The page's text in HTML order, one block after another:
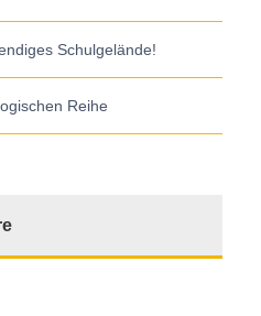
Schulgelände!
Reihe